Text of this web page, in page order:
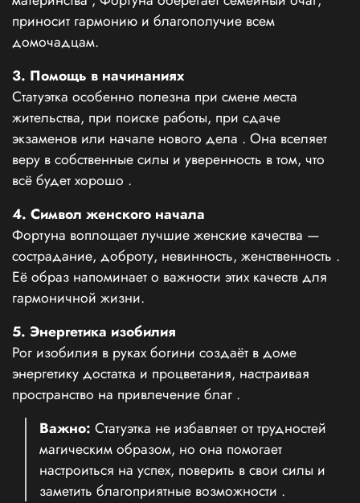
приносит гармонию и благополучие всем
домочадцам.
3. Помощь в начинаниях
Статуэтка особенно полезна при смене места
жительства, при поиске работы, при сдаче
экзаменов или начале нового дела . Она вселяет
веру в собственные силы и уверенность в том, что
всё будет хорошо .
4. Символ женского начала
Фортуна воплощает лучшие женские качества —
сострадание, доброту, невинность, женственность .
Её образ напоминает о важности этих качеств для
гармоничной жизни.
5. Энергетика изобилия
Рог изобилия в руках богини создаёт в доме
энергетику достатка и процветания, настраивая
пространство на привлечение благ .
Важно: Статуэтка не избавляет от трудностей
магическим образом, но она помогает
настроиться на успех, поверить в свои силы и
заметить благоприятные возможности .